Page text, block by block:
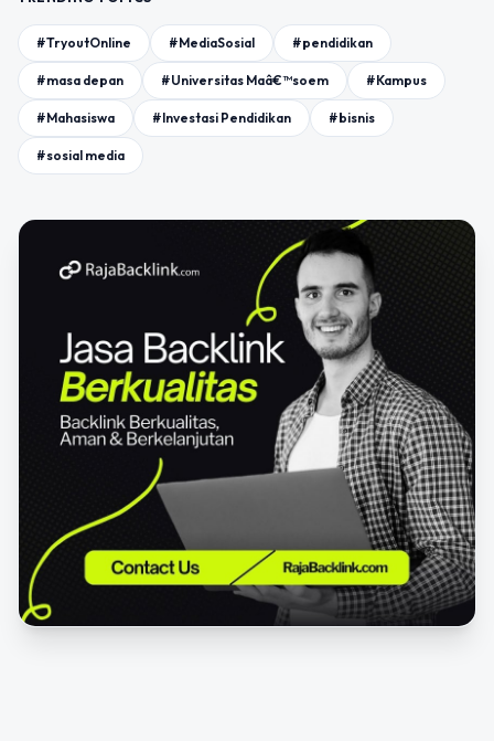
#TryoutOnline #MediaSosial #pendidikan
#masa depan #Universitas Maâ€™soem #Kampus
#Mahasiswa #Investasi Pendidikan #bisnis
#sosial media